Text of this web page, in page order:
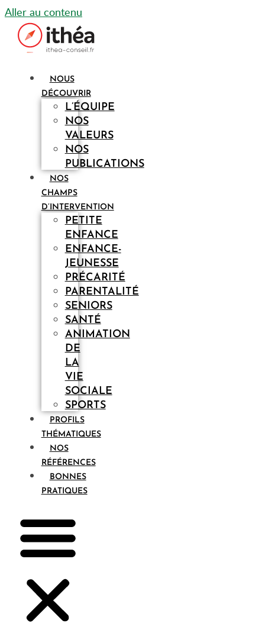
Aller au contenu
NOUS
DÉCOUVRIR
L’ÉQUIPE
NOS
VALEURS
NOS
PUBLICATIONS
NOS
CHAMPS
D’INTERVENTION
PETITE
ENFANCE
ENFANCE-
JEUNESSE
PRÉCARITÉ
PARENTALITÉ
SENIORS
SANTÉ
ANIMATION
DE
LA
VIE
SOCIALE
SPORTS
PROFILS
THÉMATIQUES
NOS
RÉFÉRENCES
BONNES
PRATIQUES